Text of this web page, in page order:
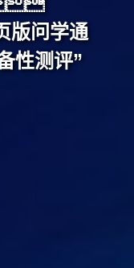
版问学通
性测评”